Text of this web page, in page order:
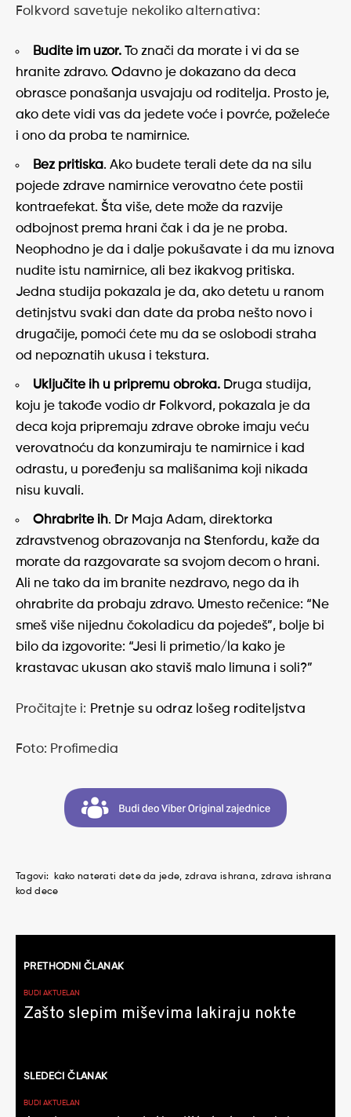
Folkvord savetuje nekoliko alternativa:
Budite im uzor.To znači da morate i vi da se
hranite zdravo. Odavno je dokazano da deca
obrasce ponašanja usvajaju od roditelja. Prosto je,
ako dete vidi vas da jedete voće i povrće, poželeće
i ono da proba te namirnice.
Bez pritiska. Ako budete terali dete da na silu
pojede zdrave namirnice verovatno ćete postii
kontraefekat. Šta više, dete može da razvije
odbojnost prema hrani čak i da je ne proba.
Neophodno je da i dalje pokušavate i da mu iznova
nudite istu namirnice, ali bez ikakvog pritiska.
Jedna studija pokazala je da, ako detetu u ranom
detinjstvu svaki dan date da proba nešto novo i
drugačije, pomoći ćete mu da se oslobodi straha
od nepoznatih ukusa i tekstura.
Uključite ih u pripremu obroka.Druga studija,
koju je takođe vodio dr Folkvord, pokazala je da
deca koja pripremaju zdrave obroke imaju veću
verovatnoću da konzumiraju te namirnice i kad
odrastu, u poređenju sa mališanima koji nikada
nisu kuvali.
Ohrabrite ih. Dr Maja Adam, direktorka
zdravstvenog obrazovanja na Stenfordu, kaže da
morate da razgovarate sa svojom decom o hrani.
Ali ne tako da im branite nezdravo, nego da ih
ohrabrite da probaju zdravo. Umesto rečenice: “Ne
smeš više nijednu čokoladicu da pojedeš”, bolje bi
bilo da izgovorite: “Jesi li primetio/la kako je
krastavac ukusan ako staviš malo limuna i soli?”
Pročitajte i: Pretnje su odraz lošeg roditeljstva
Foto: Profimedia
Tagovi: kako naterati dete da jede zdrava ishrana
zdrava ishrana
kod dece
članaka
PRETHODNI ČLANAK
BUDI AKTUELAN
Zašto slepim miševima lakiraju nokte
SLEDEĆI ČLANAK
BUDI AKTUELAN